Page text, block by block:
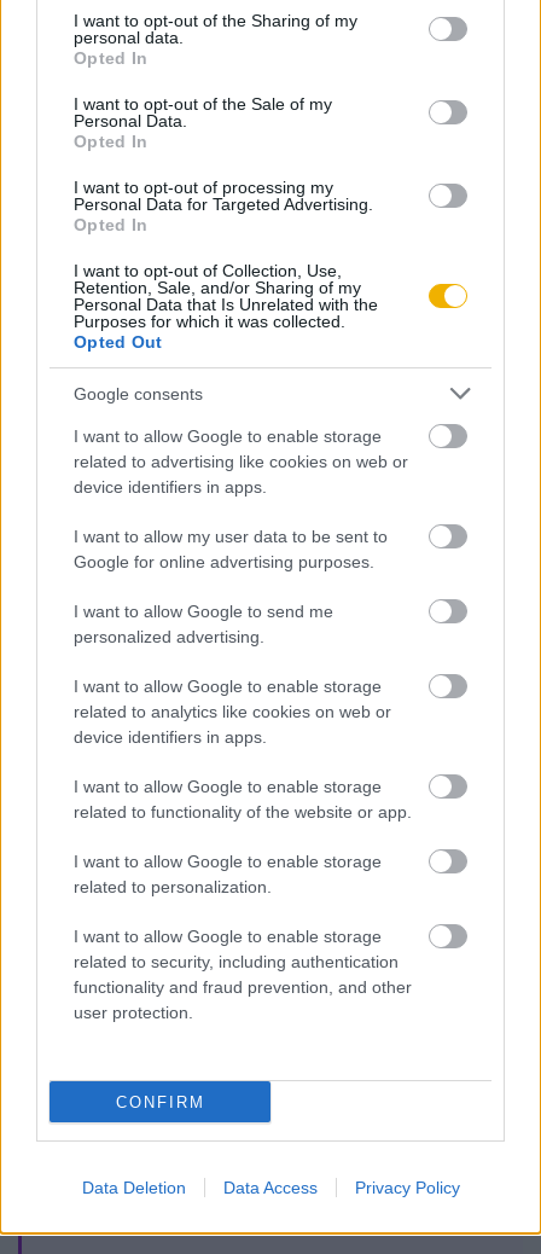
not limited to your visit or usage behaviour. You may click to
grant or deny consent to Google and its third-party tags to
use your data for below specified purposes in below Google
consent section.
I want to opt-out of the Sharing of my
personal data.
Opted In
I want to opt-out of the Sale of my
Personal Data.
Opted In
I want to opt-out of processing my
Personal Data for Targeted Advertising.
Opted In
I want to opt-out of Collection, Use,
Retention, Sale, and/or Sharing of my
Personal Data that Is Unrelated with the
Purposes for which it was collected.
Opted Out
Google consents
I want to allow Google to enable storage
related to advertising like cookies on web or
device identifiers in apps.
I want to allow my user data to be sent to
Google for online advertising purposes.
I want to allow Google to send me
personalized advertising.
I want to allow Google to enable storage
related to analytics like cookies on web or
device identifiers in apps.
I want to allow Google to enable storage
related to functionality of the website or app.
I want to allow Google to enable storage
related to personalization.
I want to allow Google to enable storage
related to security, including authentication
functionality and fraud prevention, and other
user protection.
CONFIRM
Data Deletion Data Access Privacy Policy
Szerző
Sándor Klára
A szerző cikkei
Tananyag
A magyarság története a kezdetektől 1490-ig
A honfoglalás
A honfoglalás (kiegészítő irodalom)
2021/1. különszám
2016/7.